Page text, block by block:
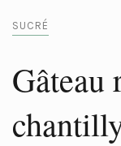
SUCRÉ
Gâteau